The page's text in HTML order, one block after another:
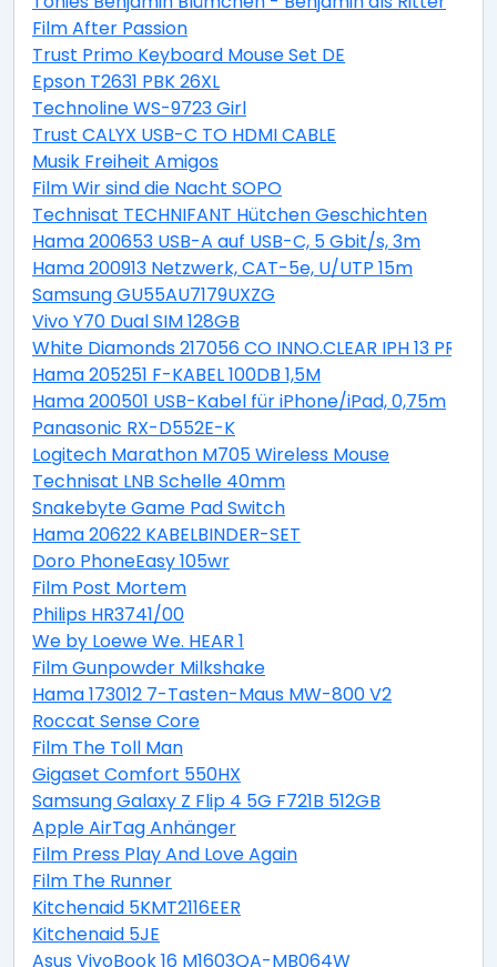
Film After Passion
Trust Primo Keyboard Mouse Set DE
Epson T2631 PBK 26XL
Technoline WS-9723 Girl
Trust CALYX USB-C TO HDMI CABLE
Musik Freiheit Amigos
Film Wir sind die Nacht SOPO
Technisat TECHNIFANT Hütchen Geschichten
Hama 200653 USB-A auf USB-C, 5 Gbit/s, 3m
Hama 200913 Netzwerk, CAT-5e, U/UTP 15m
Samsung GU55AU7179UXZG
Vivo Y70 Dual SIM 128GB
White Diamonds 217056 CO INNO.CLEAR IPH 13 PRO
Hama 205251 F-KABEL 100DB 1,5M
Hama 200501 USB-Kabel für iPhone/iPad, 0,75m
Panasonic RX-D552E-K
Logitech Marathon M705 Wireless Mouse
Technisat LNB Schelle 40mm
Snakebyte Game Pad Switch
Hama 20622 KABELBINDER-SET
Doro PhoneEasy 105wr
Film Post Mortem
Philips HR3741/00
We by Loewe We. HEAR 1
Film Gunpowder Milkshake
Hama 173012 7-Tasten-Maus MW-800 V2
Roccat Sense Core
Film The Toll Man
Gigaset Comfort 550HX
Samsung Galaxy Z Flip 4 5G F721B 512GB
Apple AirTag Anhänger
Film Press Play And Love Again
Film The Runner
Kitchenaid 5KMT2116EER
Kitchenaid 5JE
Asus VivoBook 16 M1603QA-MB064W